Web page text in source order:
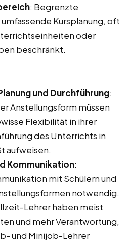
: Begrenzte
Kursplanung, oft
oder
beschränkt.
und Durchführung:
Anstellungsform müssen
Flexibilität in ihrer
des Unterrichts in
aufweisen.
Kommunikation:
mit Schülern und
notwendig.
Lehrer haben meist
und mehr Verantwortung,
und Minijob-Lehrer